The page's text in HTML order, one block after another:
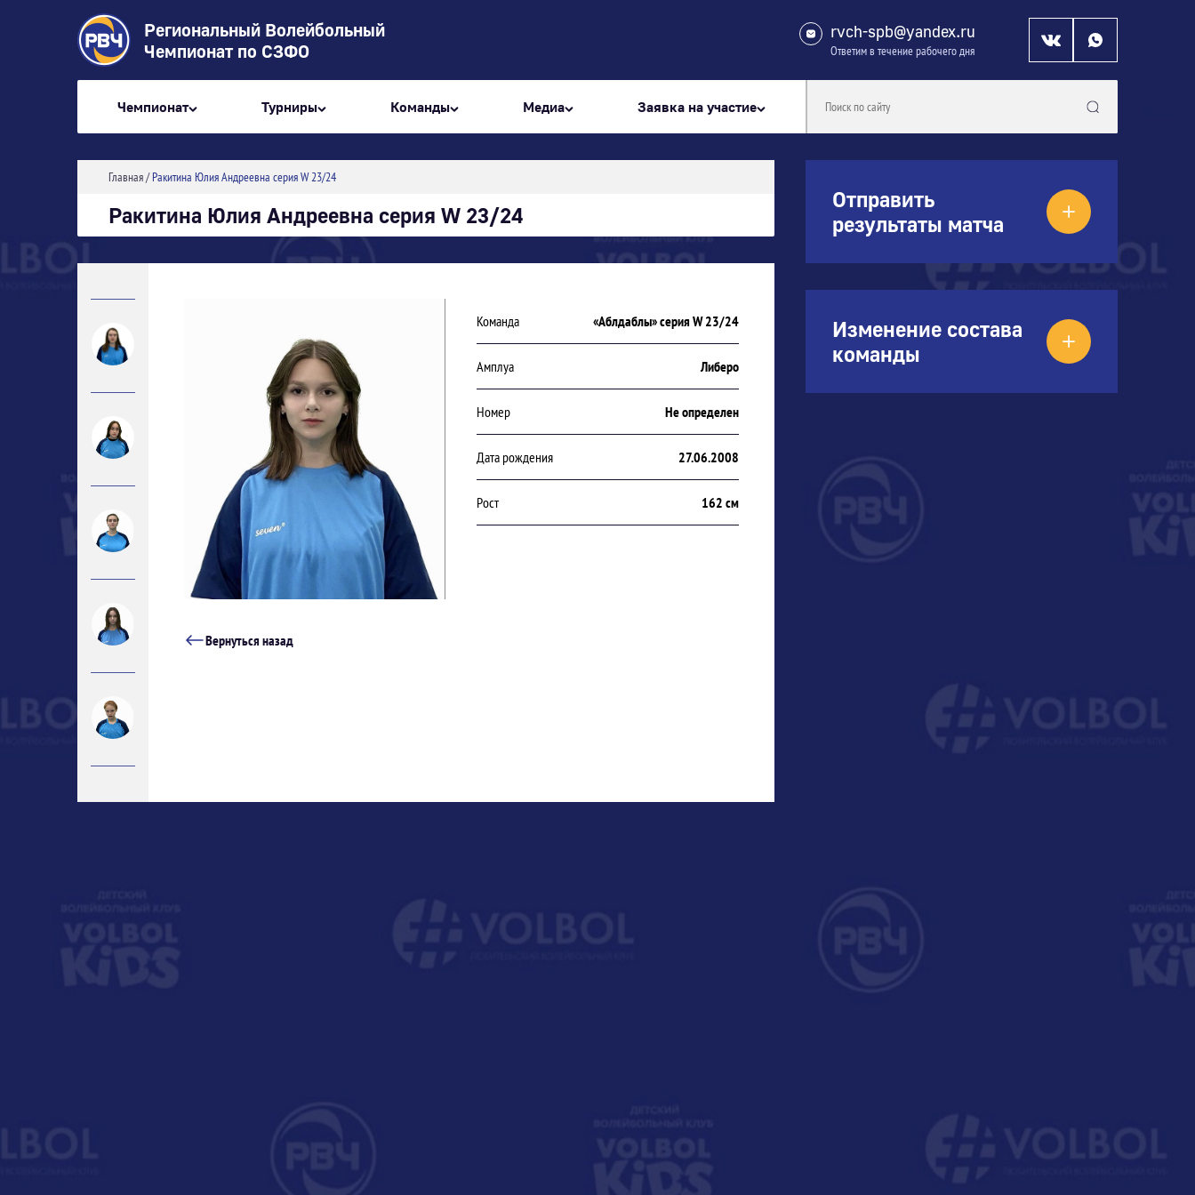
Региональный Волейбольный
Чемпионат по СЗФО
rvch-spb@yandex.ru
Ответим в течение рабочего дня
Чемпионат Турниры Команды Медиа Заявка на участие
Главная/Ракитина Юлия Андреевна серия W 23/24
Ракитина Юлия Андреевна серия W 23/24
Команда «Аблдаблы» серия W 23/24
Амплуа Либеро
Номер Не определен
Дата рождения 27.06.2008
Рост 162 см
Вернуться назад
Отправить
результаты матча
Изменение состава
команды